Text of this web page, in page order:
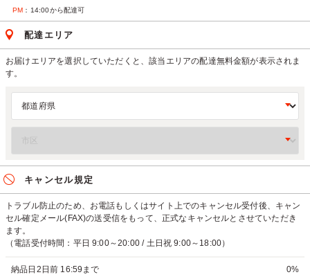
PM ：14:00から配達可
配達エリア
お届けエリアを選択していただくと、該当エリアの配達無料金額が表示されま
す。
キャンセル規定
トラブル防止のため、お電話もしくはサイト上でのキャンセル受付後、キャン
セル確定メール(FAX)の送受信をもって、正式なキャンセルとさせていただき
ます。
（電話受付時間：平日 9:00～20:00 / 土日祝 9:00～18:00）
納品日2日前 16:59まで 0%